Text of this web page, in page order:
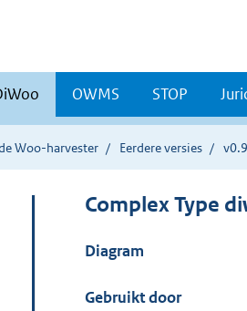
OWMS STOP
Woo-harvester Eerdere versies
Complex Type
Diagram
Gebruikt door